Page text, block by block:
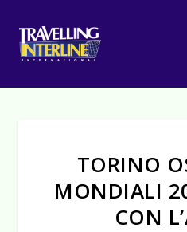
TORINO
MONDIALI
CON